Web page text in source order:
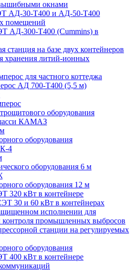
окнами
АД-30-Т400 и АД-50-Т400
помещений
АД-300-Т400 (Cummins) в
станция на базе двух контейнеров
хранения литий-ионных
для частного коттеджа
АД 700-Т400 (5,5 м)
оборудования
КАМАЗ
оборудования
4
оборудования 6 м
оборудования 12 м
320 кВт в контейнере
30 и 60 кВт в контейнерах
исполнении для
контроля промышленных выбросов
станции на регулируемых
оборудования
400 кВт в контейнере